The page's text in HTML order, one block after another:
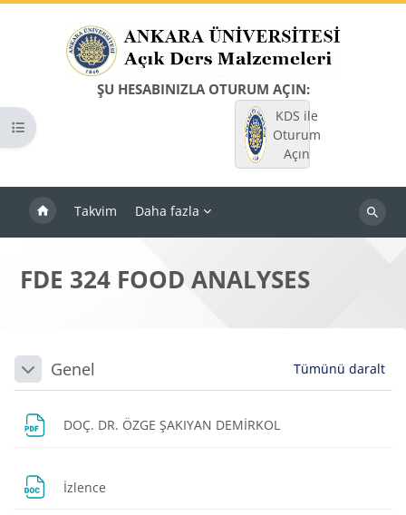
ŞU HESABINIZLA OTURUM AÇIN:
KDS ile
Oturum
Açın
Takvim Daha fazla
Dersleri
Kurs dizinini aç
FDE 324 FOOD ANALYSES
Bloklar
Bölüm anahatları
DaraltGenel Tümünü daralt
DOÇ. DR. ÖZGE ŞAKIYAN DEMİRKOL
İzlence